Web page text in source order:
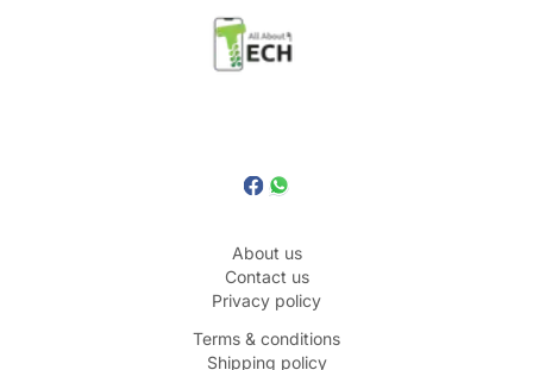
About us
Contact us
Privacy policy
Terms & conditions
Shipping policy